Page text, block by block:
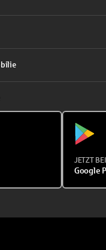
JETZT BEI
Google